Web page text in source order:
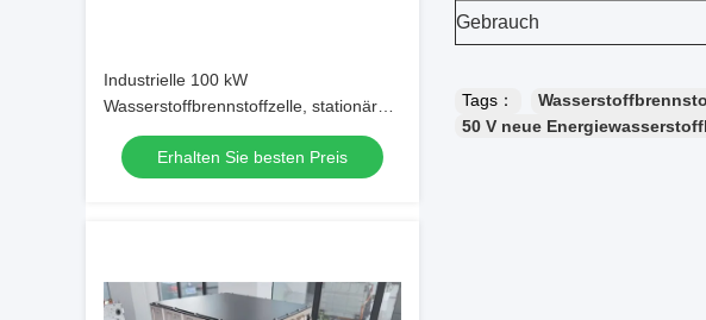
Industrielle 100 kW
Wasserstoffbrennstoffzelle, stationäres
Kraftwerk.
Erhalten Sie besten Preis
Gebrauch
Tags：
50 V neue